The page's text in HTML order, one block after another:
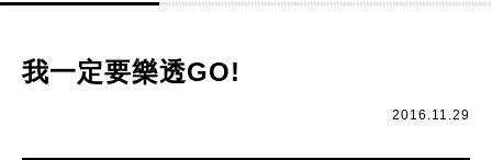
我一定要樂透GO!
2016.11.29